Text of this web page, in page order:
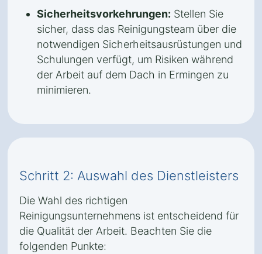
Sicherheitsvorkehrungen: Stellen Sie
sicher, dass das Reinigungsteam über die
notwendigen Sicherheitsausrüstungen und
Schulungen verfügt, um Risiken während
der Arbeit auf dem Dach in Ermingen zu
minimieren.
Schritt 2: Auswahl des Dienstleisters
Die Wahl des richtigen
Reinigungsunternehmens ist entscheidend für
die Qualität der Arbeit. Beachten Sie die
folgenden Punkte: